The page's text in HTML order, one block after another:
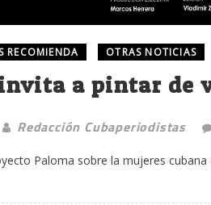
RECOMIENDA OTRAS NOTICIAS
a pintar de
Redacción Cubaperiodistas
Paloma sobre la mujeres cubana